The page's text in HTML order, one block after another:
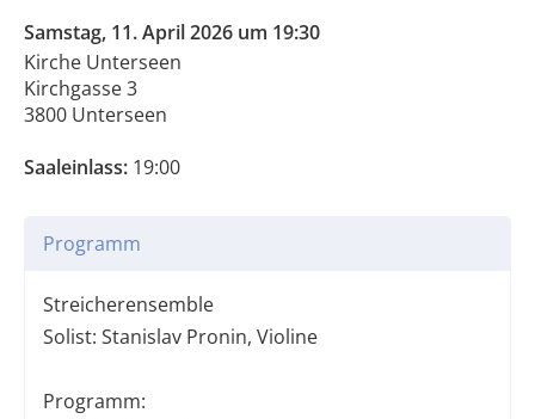
Samstag, 11. April 2026 um 19:30
Kirche Unterseen
Kirchgasse 3
3800 Unterseen
Saaleinlass: 19:00
Programm
Streicherensemble
Solist: Stanislav Pronin, Violine
Programm: